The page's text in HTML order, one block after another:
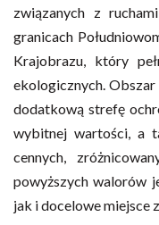
związanych z
granicach
Krajobrazu, który
ekologicznych.
dodatkową strefę
wybitnej wartości, a
cennych,
powyższych walorów
jak i docelowe miejsce